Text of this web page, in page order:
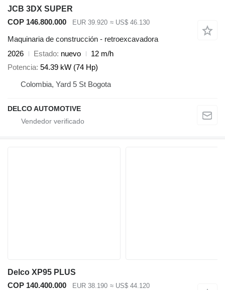
JCB 3DX SUPER
COP 146.800.000
EUR 39.920 ≈ US$ 46.130
Maquinaria de construcción - retroexcavadora
2026
Estado nuevo
12 m/h
Potencia 54.39 kW (74 Hp)
Colombia, Yard 5 St Bogota
DELCO AUTOMOTIVE
Delco XP95 PLUS
COP 140.400.000
EUR 38.190 ≈ US$ 44.120